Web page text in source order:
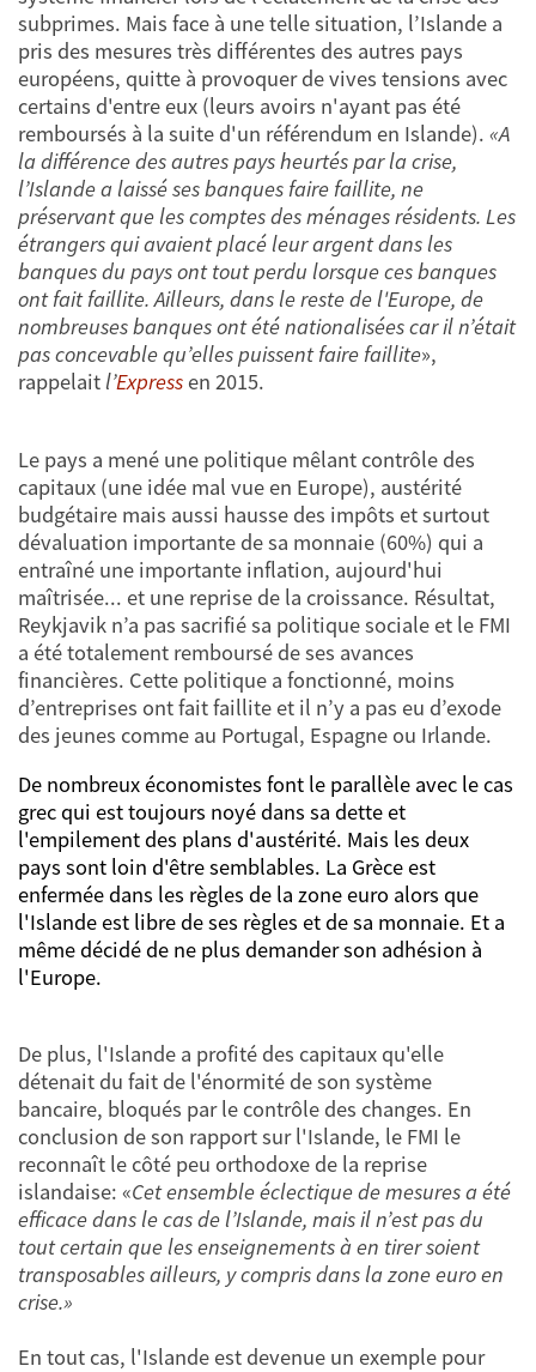
subprimes. Mais face à une telle situation, l’Islande a
pris des mesures très différentes des autres pays
européens, quitte à provoquer de vives tensions avec
certains d'entre eux (leurs avoirs n'ayant pas été
remboursés à la suite d'un référendum en Islande). «A
la différence des autres pays heurtés par la crise,
l’Islande a laissé ses banques faire faillite, ne
préservant que les comptes des ménages résidents. Les
étrangers qui avaient placé leur argent dans les
banques du pays ont tout perdu lorsque ces banques
ont fait faillite. Ailleurs, dans le reste de l'Europe, de
nombreuses banques ont été nationalisées car il n’était
pas concevable qu’elles puissent faire faillite»,
rappelaitl’Express en 2015.
Le pays a mené une politique mêlant contrôle des
capitaux (une idée mal vue en Europe), austérité
budgétaire mais aussi hausse des impôts et surtout
dévaluation importante de sa monnaie (60%) qui a
entraîné une importante inflation, aujourd'hui
maîtrisée... et une reprise de la croissance. Résultat,
Reykjavik n’a pas sacrifié sa politique sociale et le FMI
a été totalement remboursé de ses avances
financières. Cette politique a fonctionné, moins
d’entreprises ont fait faillite et il n’y a pas eu d’exode
des jeunes comme au Portugal, Espagne ou Irlande.
De nombreux économistes font le parallèle avec le cas
grec qui est toujours noyé dans sa dette et
l'empilement des plans d'austérité. Mais les deux
pays sont loin d'être semblables. La Grèce est
enfermée dans les règles de la zone euro alors que
l'Islande est libre de ses règles et de sa monnaie. Et a
même décidé de ne plus demander son adhésion à
l'Europe.
De plus, l'Islande a profité des capitaux qu'elle
détenait du fait de l'énormité de son système
bancaire, bloqués par le contrôle des changes. En
conclusion de son rapport sur l'Islande, le FMI le
reconnaît le côté peu orthodoxe de la reprise
islandaise: «Cet ensemble éclectique de mesures a été
efficace dans le cas de l’Islande, mais il n’est pas du
tout certain que les enseignements à en tirer soient
transposables ailleurs, y compris dans la zone euro en
crise.»
En tout cas, l'Islande est devenue un exemple pour